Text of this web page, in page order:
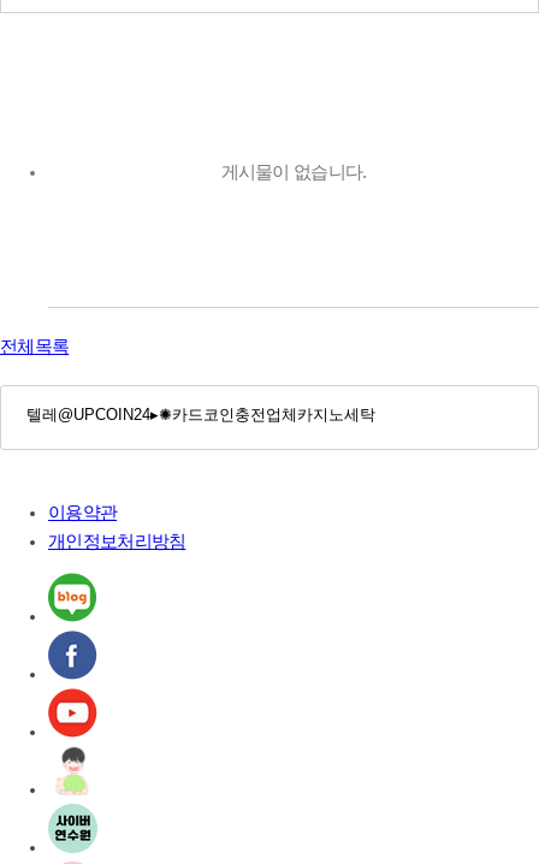
게시물이 없습니다.
전체목록
이용약관
개인정보처리방침